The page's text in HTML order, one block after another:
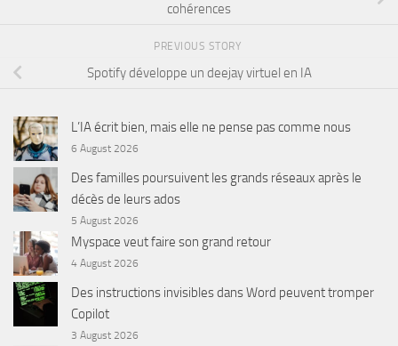
cohérences
PREVIOUS STORY
Spotify développe un deejay virtuel en IA
L’IA écrit bien, mais elle ne pense pas comme nous
6 August 2026
Des familles poursuivent les grands réseaux après le
décès de leurs ados
5 August 2026
Myspace veut faire son grand retour
4 August 2026
Des instructions invisibles dans Word peuvent tromper
Copilot
3 August 2026